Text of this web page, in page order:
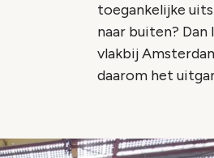
toegankelijke
naar buiten?
vlakbij
daarom het